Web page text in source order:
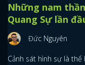
Những nam
Quang Sự lần
Đức Nguyên
Cảnh sát hình sự là